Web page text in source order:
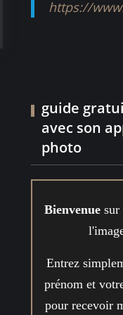
https://
guide
avec son
photo
Bienvenuesur
Entrez
prénom et
pour recevoir